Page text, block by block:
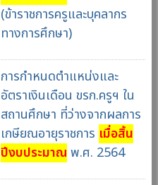
(ข้าราชการครูและบุคลากร
ทางการศึกษา)
การกำหนดตำแหน่งและ
อัตราเงินเดือน ขรก.ครูฯ ใน
สถานศึกษา ที่ว่างจากผลการ
เกษียณอายุราชการ เมื่อสิ้น
ปีงบประมาณ พ.ศ. 2564